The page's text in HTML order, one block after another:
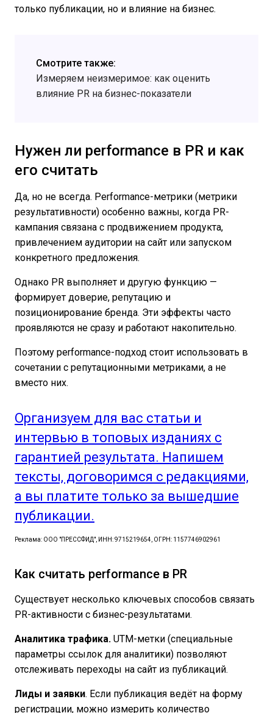
только публикации, но и влияние на бизнес.
Смотрите также:
Измеряем неизмеримое: как оценить
влияние PR на бизнес-показатели
Нужен ли performance в PR и как
его считать
Да, но не всегда. Performance-метрики (метрики
результативности) особенно важны, когда PR-
кампания связана с продвижением продукта,
привлечением аудитории на сайт или запуском
конкретного предложения.
Однако PR выполняет и другую функцию —
формирует доверие, репутацию и
позиционирование бренда. Эти эффекты часто
проявляются не сразу и работают накопительно.
Поэтому performance-подход стоит использовать в
сочетании с репутационными метриками, а не
вместо них.
Организуем для вас статьи и
интервью в топовых изданиях с
гарантией результата. Напишем
тексты, договоримся с редакциями,
а вы платите только за вышедшие
публикации.
Реклама: ООО "ПРЕССФИД", ИНН: 9715219654, ОГРН: 1157746902961
Как считать performance в PR
Существует несколько ключевых способов связать
PR-активности с бизнес-результатами.
Аналитика трафика. UTM-метки (специальные
параметры ссылок для аналитики) позволяют
отслеживать переходы на сайт из публикаций.
Лиды и заявки. Если публикация ведёт на форму
регистрации, можно измерить количество